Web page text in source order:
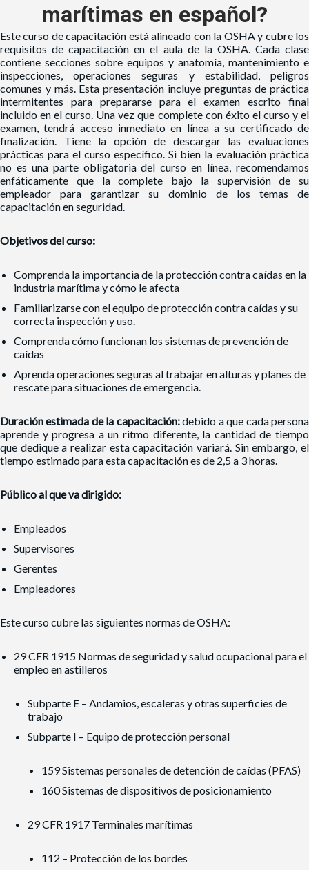
marítimas en español?
Este curso de capacitación está alineado con la OSHA y cubre los
requisitos de capacitación en el aula de la OSHA. Cada clase
contiene secciones sobre equipos y anatomía, mantenimiento e
inspecciones, operaciones seguras y estabilidad, peligros
comunes y más. Esta presentación incluye preguntas de práctica
intermitentes para prepararse para el examen escrito final
incluido en el curso. Una vez que complete con éxito el curso y el
examen, tendrá acceso inmediato en línea a su certificado de
finalización. Tiene la opción de descargar las evaluaciones
prácticas para el curso específico. Si bien la evaluación práctica
no es una parte obligatoria del curso en línea, recomendamos
enfáticamente que la complete bajo la supervisión de su
empleador para garantizar su dominio de los temas de
capacitación en seguridad.
Objetivos del curso:
Comprenda la importancia de la protección contra caídas en la
industria marítima y cómo le afecta
Familiarizarse con el equipo de protección contra caídas y su
correcta inspección y uso.
Comprenda cómo funcionan los sistemas de prevención de
caídas
Aprenda operaciones seguras al trabajar en alturas y planes de
rescate para situaciones de emergencia.
Duración estimada de la capacitación:debido a que cada persona
aprende y progresa a un ritmo diferente, la cantidad de tiempo
que dedique a realizar esta capacitación variará. Sin embargo, el
tiempo estimado para esta capacitación es de 2,5 a 3 horas.
Público al que va dirigido:
Empleados
Supervisores
Gerentes
Empleadores
Este curso cubre las siguientes normas de OSHA:
29 CFR 1915 Normas de seguridad y salud ocupacional para el
empleo en astilleros
Subparte E – Andamios, escaleras y otras superficies de
trabajo
Subparte I – Equipo de protección personal
159 Sistemas personales de detención de caídas (PFAS)
160 Sistemas de dispositivos de posicionamiento
29 CFR 1917 Terminales marítimas
112 – Protección de los bordes